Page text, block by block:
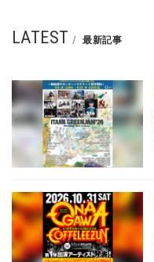
LATEST 最新記事